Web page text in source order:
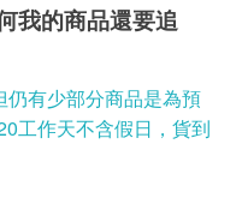
我的商品還要追
仍有少部分商品是為預
工作天不含假日，貨到